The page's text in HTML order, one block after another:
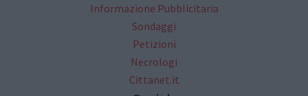
Informazione Pubblicitaria
Sondaggi
Petizioni
Necrologi
Cittanet.it